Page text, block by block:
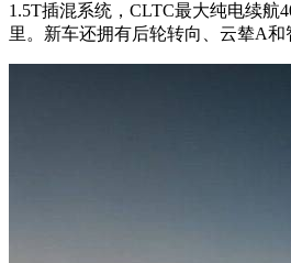
1.5T插混系统，CLTC最大纯电续航
里。新车还拥有后轮转向、云辇A和